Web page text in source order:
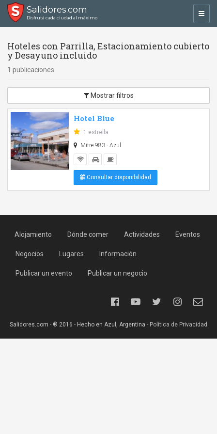
Salidores.com
Disfrutá cada ciudad al máximo
Hoteles con Parrilla, Estacionamiento cubierto
y Desayuno incluido
1 publicaciones
Mostrar filtros
Hotel Blue
1 estrella
Mitre 983 - Azul
Consultar disponibilidad
Alojamiento Dónde comer Actividades Eventos
Negocios Lugares Información
Publicar un evento Publicar un negocio
Salidores.com - ® 2016 - Hecho en Azul, Argentina - Política de Privacidad